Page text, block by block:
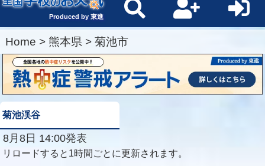
Produced by 東進
Home > 熊本県 > 菊池市
菊池渓谷
8月8日 14:00発表
リロードすると1時間ごとに更新されます。